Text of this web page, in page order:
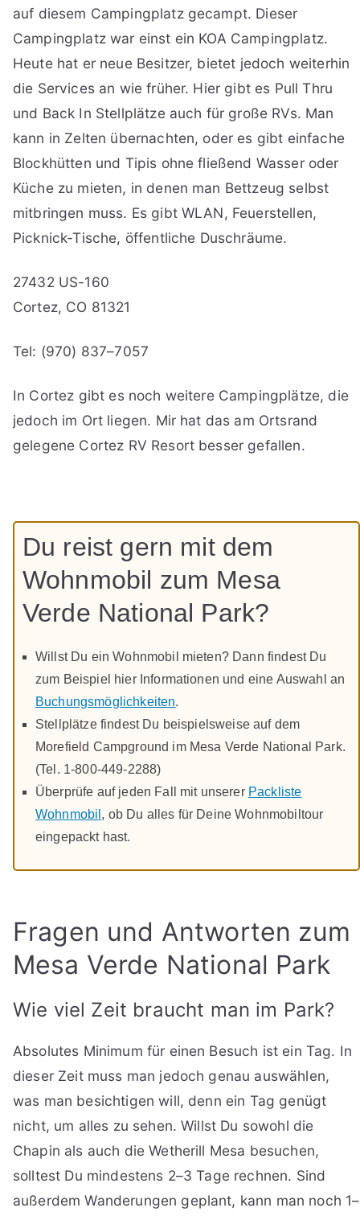
auf diesem Campingplatz gecampt. Dieser
Campingplatz war einst ein KOA Campingplatz.
Heute hat er neue Besitzer, bietet jedoch weiterhin
die Services an wie früher. Hier gibt es Pull Thru
und Back In Stellplätze auch für große RVs. Man
kann in Zelten übernachten, oder es gibt einfache
Blockhütten und Tipis ohne fließend Wasser oder
Küche zu mieten, in denen man Bettzeug selbst
mitbringen muss. Es gibt WLAN, Feuerstellen,
Picknick-Tische, öffentliche Duschräume.
27432 US-160
Cortez, CO 81321
Tel: (970) 837–7057
In Cortez gibt es noch weitere Campingplätze, die
jedoch im Ort liegen. Mir hat das am Ortsrand
gelegene Cortez RV Resort besser gefallen.
Du reist gern mit dem
Wohnmobil zum Mesa
Verde National Park?
Willst Du ein Wohnmobil mieten? Dann findest Du
zum Beispiel hier Informationen und eine Auswahl an
Buchungsmöglichkeiten.
Stellplätze findest Du beispielsweise auf dem
Morefield Campground im Mesa Verde National Park.
(Tel. 1-800-449-2288)
Überprüfe auf jeden Fall mit unserer Packliste
Wohnmobil , ob Du alles für Deine Wohnmobiltour
eingepackt hast.
Fragen und Antworten zum
Mesa Verde National Park
Wie viel Zeit braucht man im Park?
Absolutes Minimum für einen Besuch ist ein Tag. In
dieser Zeit muss man jedoch genau auswählen,
was man besichtigen will, denn ein Tag genügt
nicht, um alles zu sehen. Willst Du sowohl die
Chapin als auch die Wetherill Mesa besuchen,
solltest Du mindestens 2–3 Tage rechnen. Sind
außerdem Wanderungen geplant, kann man noch 1–